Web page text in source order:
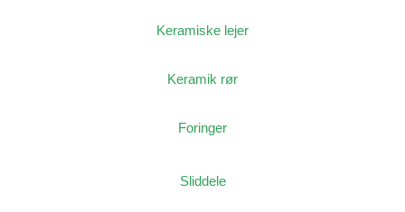
Keramiske lejer
Keramik rør
Foringer
Sliddele